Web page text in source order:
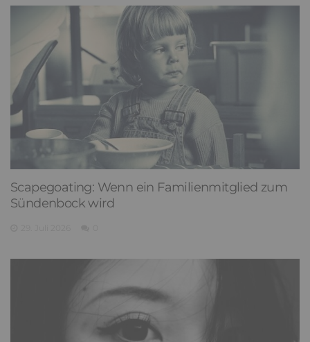
Scapegoating: Wenn ein Familienmitglied zum
Sündenbock wird